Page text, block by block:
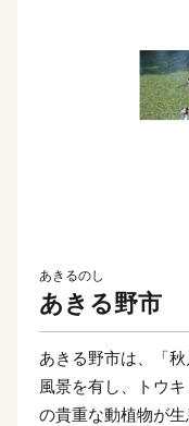
あきるのし
あきる野市
あきる野市は、「
風景を有し、トウ
の貴重な動植物が生